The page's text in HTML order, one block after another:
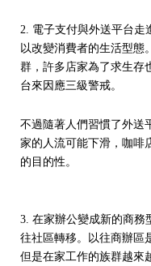
2. 電子支付與外送平台走
以改變消費者的生活型態
群，許多店家為了求生存
台來因應三級警戒。
不過隨著人們習慣了外送
家的人流可能下滑，咖啡
的目的性。
3. 在家辦公變成新的商務
往社區轉移。以往商辦區
但是在家工作的族群越來